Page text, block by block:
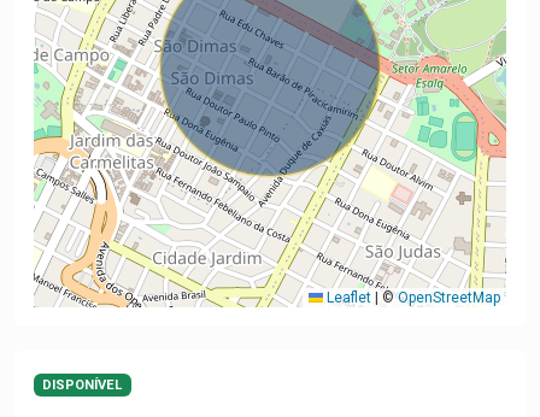
Leaflet ©OpenStreetMap
DISPONÍVEL